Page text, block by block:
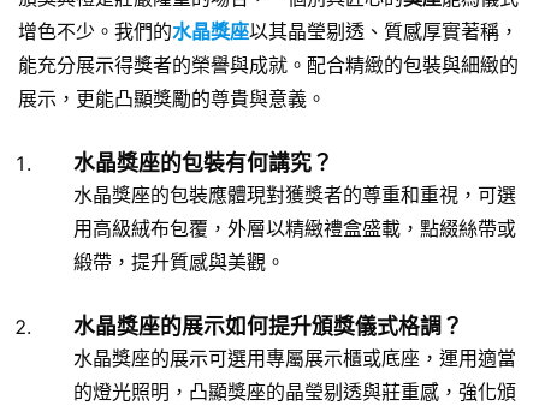
增色不少。我們的水晶獎座以其晶瑩剔透、質感厚實著稱，
能充分展示得獎者的榮譽與成就。配合精緻的包裝與細緻的
展示，更能凸顯獎勵的尊貴與意義。
水晶獎座的包裝有何講究？
水晶獎座的包裝應體現對獲獎者的尊重和重視，可選
用高級絨布包覆，外層以精緻禮盒盛載，點綴絲帶或
緞帶，提升質感與美觀。
水晶獎座的展示如何提升頒獎儀式格調？
水晶獎座的展示可選用專屬展示櫃或底座，運用適當
的燈光照明，凸顯獎座的晶瑩剔透與莊重感，強化頒